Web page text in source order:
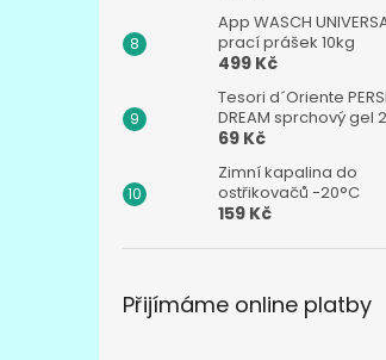
App WASCH
prací prášek 10kg
499 Kč
Tesori d´Oriente
DREAM sprchový gel
69 Kč
Zimní kapalina do
ostřikovačů -20°C
159 Kč
Přijímáme online platby